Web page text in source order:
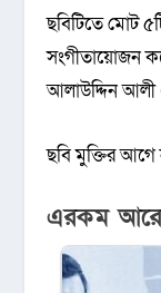
ছবিটিতে মোট
সংগীতায়োজন
আলাউদ্দিন
ছবি মুক্তির
এরকম